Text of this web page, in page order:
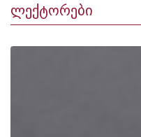
ლექტორები